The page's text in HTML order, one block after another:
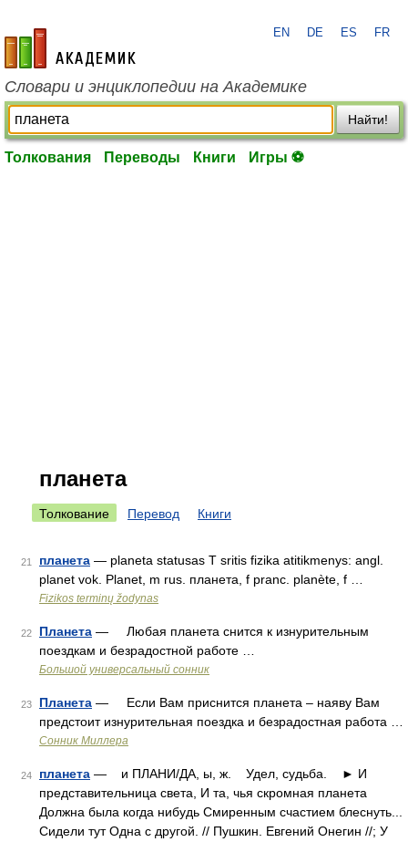
academic.ru
EN DE ES FR
Словари и энциклопедии на Академике
Найти!
Толкования Переводы Книги Игры ⚽
планета
Толкование Перевод Книги
21 планета — planeta statusas T sritis fizika atitikmenys: angl.
planet vok. Planet, m rus. планета, f pranc. planète, f …
Fizikos terminų žodynas
22 Планета — Любая планета снится к изнурительным
поездкам и безрадостной работе …
Большой универсальный сонник
23 Планета — Если Вам приснится планета – наяву Вам
предстоит изнурительная поездка и безрадостная работа …
Сонник Миллера
24 планета — и ПЛАНИ/ДА, ы, ж. Удел, судьба. ► И
представительница света, И та, чья скромная планета
Должна была когда нибудь Смиренным счастием блеснуть...
Сидели тут Одна с другой. // Пушкин. Евгений Онегин //; У